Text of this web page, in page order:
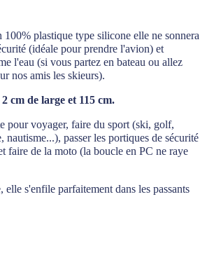
100% plastique type silicone elle ne sonnera
(idéale pour prendre l'avion) et
l'eau (si vous partez en bateau ou allez
nos amis les skieurs).
2 cm de large et 115 cm.
pour voyager, faire du sport (ski, golf,
nautisme...), passer les portiques de sécurité
faire de la moto (la boucle en PC ne raye
elle s'enfile parfaitement dans les passants